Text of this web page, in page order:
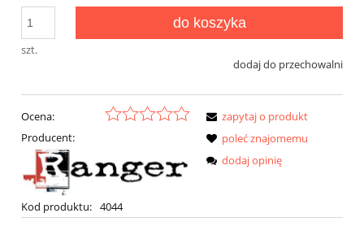
szt.
do koszyka
dodaj do przechowalni
Ocena:
Producent:
Kod produktu: 4044
zapytaj o produkt
poleć znajomemu
dodaj opinię